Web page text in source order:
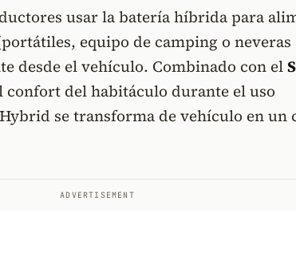
usar la batería híbrida para
equipo de camping o neveras
desde el vehículo. Combinado con el
confort del habitáculo durante el uso
se transforma de vehículo en un
ADVERTISEMENT